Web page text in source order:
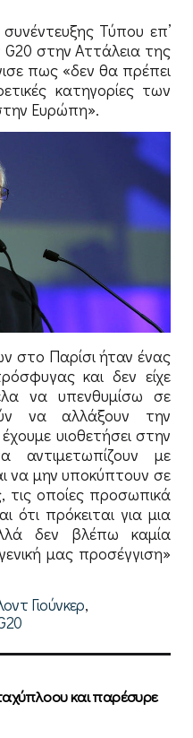
Τύπου επ’
στην Αττάλεια της
πως «δεν θα πρέπει
κατηγορίες των
Ευρώπη».
στο Παρίσι ήταν ένας
και δεν είχε
να υπενθυμίσω σε
να αλλάξουν την
υιοθετήσει στην
αντιμετωπίζουν με
να μην υποκύπτουν σε
τις οποίες προσωπικά
ότι πρόκειται για μια
δεν βλέπω καμία
μας προσέγγιση»
Γιούνκερ,
και παρέσυρε